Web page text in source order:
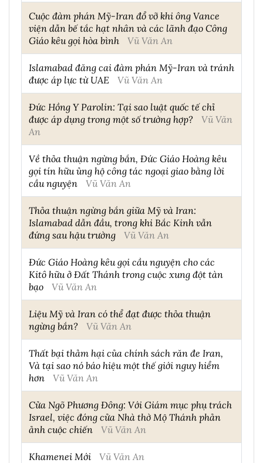
Cuộc đàm phán Mỹ-Iran đổ vỡ khi ông Vance
viện dẫn bế tắc hạt nhân và các lãnh đạo Công
Giáo kêu gọi hòa bình
Vũ Văn An
Islamabad đăng cai đàm phán Mỹ-Iran và tránh
được áp lực từ UAE
Vũ Văn An
Đức Hồng Y Parolin: Tại sao luật quốc tế chỉ
được áp dụng trong một số trường hợp?
Vũ Văn
An
Về thỏa thuận ngừng bắn, Đức Giáo Hoàng kêu
gọi tín hữu ủng hộ công tác ngoại giao bằng lời
cầu nguyện
Vũ Văn An
Thỏa thuận ngừng bắn giữa Mỹ và Iran:
Islamabad dẫn đầu, trong khi Bắc Kinh vẫn
đứng sau hậu trường
Vũ Văn An
Đức Giáo Hoàng kêu gọi cầu nguyện cho các
Kitô hữu ở Đất Thánh trong cuộc xung đột tàn
bạo
Vũ Văn An
Liệu Mỹ và Iran có thể đạt được thỏa thuận
ngừng bắn?
Vũ Văn An
Thất bại thảm hại của chính sách răn đe Iran,
Và tại sao nó báo hiệu một thế giới nguy hiểm
hơn
Vũ Văn An
Cửa Ngõ Phương Đông: Với Giám mục phụ trách
Israel, việc đóng cửa Nhà thờ Mộ Thánh phản
ảnh cuộc chiến
Vũ Văn An
Khamenei Mới Vũ Văn An